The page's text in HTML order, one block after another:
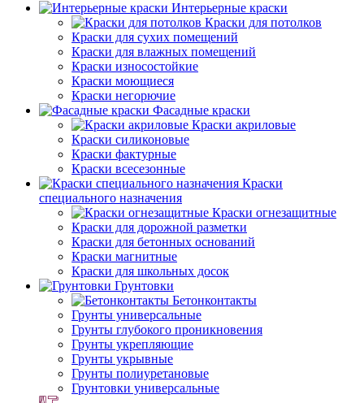
Интерьерные краски
Краски для потолков
Краски для сухих помещений
Краски для влажных помещений
Краски износостойкие
Краски моющиеся
Краски негорючие
Фасадные краски
Краски акриловые
Краски силиконовые
Краски фактурные
Краски всесезонные
Краски
специального назначения
Краски огнезащитные
Краски для дорожной разметки
Краски для бетонных оснований
Краски магнитные
Краски для школьных досок
Грунтовки
Бетонконтакты
Грунты универсальные
Грунты глубокого проникновения
Грунты укрепляющие
Грунты укрывные
Грунты полиуретановые
Грунтовки универсальные